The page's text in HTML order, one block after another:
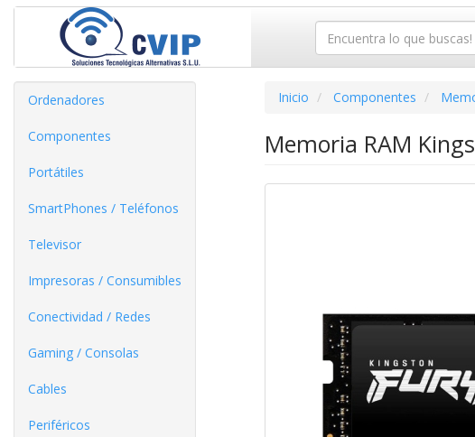
Ordenadores
Componentes
Portátiles
SmartPhones / Teléfonos
Televisor
Impresoras / Consumibles
Conectividad / Redes
Gaming / Consolas
Cables
Periféricos
Inicio Componentes
Memoria RAM